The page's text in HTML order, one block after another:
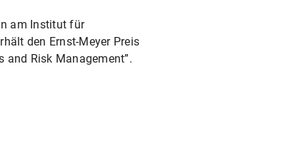
am Institut für
den Ernst-Meyer Preis
and Risk Management”.